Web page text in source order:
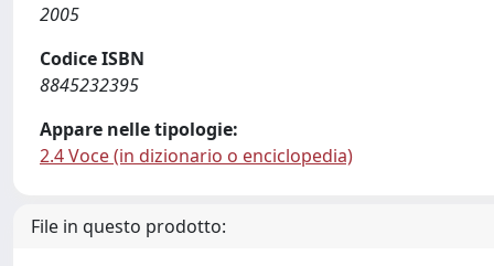
2005
Codice ISBN
8845232395
Appare nelle tipologie:
2.4 Voce (in dizionario o enciclopedia)
File in questo prodotto: